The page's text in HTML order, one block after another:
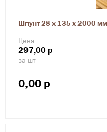
Шпунт 28 х 135 х 2000
Цена
297,00 р
за шт
0,00 р